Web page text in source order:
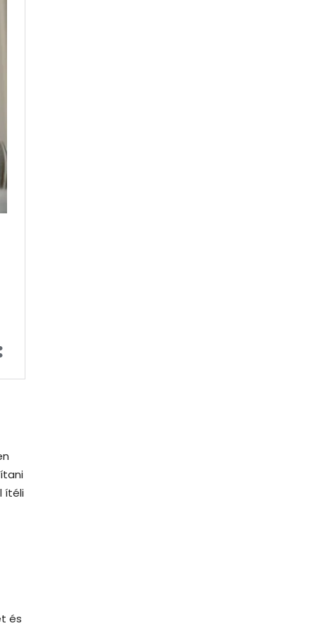
ítéli
és